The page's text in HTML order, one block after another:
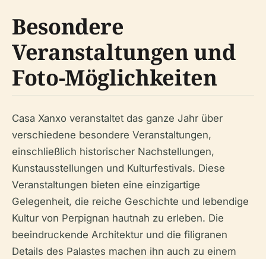
Besondere
Veranstaltungen und
Foto-Möglichkeiten
Casa Xanxo veranstaltet das ganze Jahr über
verschiedene besondere Veranstaltungen,
einschließlich historischer Nachstellungen,
Kunstausstellungen und Kulturfestivals. Diese
Veranstaltungen bieten eine einzigartige
Gelegenheit, die reiche Geschichte und lebendige
Kultur von Perpignan hautnah zu erleben. Die
beeindruckende Architektur und die filigranen
Details des Palastes machen ihn auch zu einem